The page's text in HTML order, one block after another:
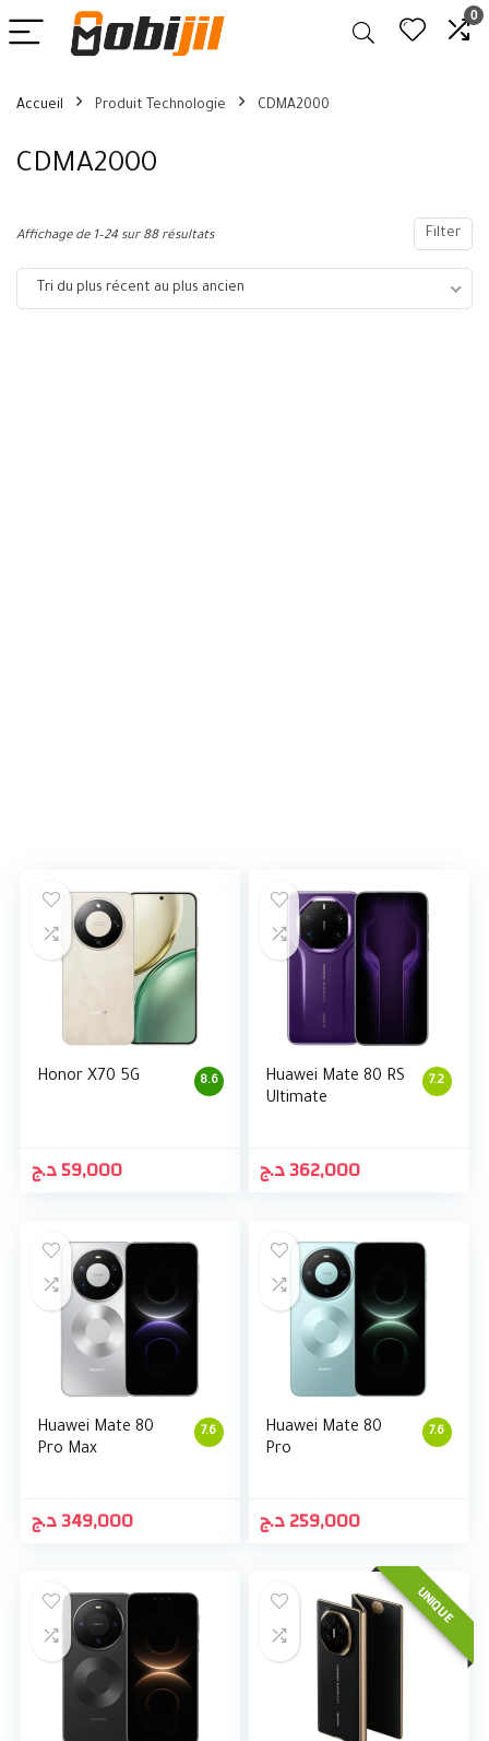
0
Accueil Produit Technologie CDMA2000
CDMA2000
Filter
Affichage de 1–24 sur 88 résultats
Tri du plus récent au plus ancien
8.6
Honor X70 5G
59,000د.ج
7.2
Huawei Mate 80 RS
Ultimate
362,000د.ج
7.6
Huawei Mate 80
Pro Max
349,000د.ج
7.6
Huawei Mate 80
Pro
259,000د.ج
UNIQUE